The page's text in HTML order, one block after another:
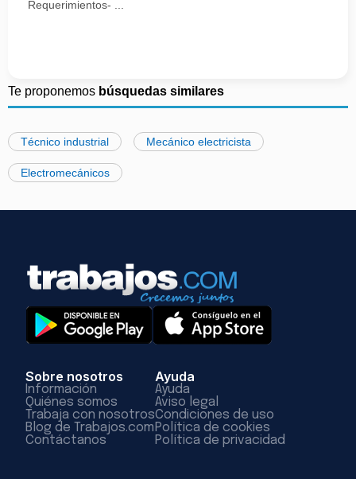
Requerimientos- ...
Te proponemos búsquedas similares
Técnico industrial Mecánico electricista
Electromecánicos
Sobre nosotros
Información
Quiénes somos
Trabaja con nosotros
Blog de Trabajos.com
Contáctanos
Ayuda
Ayuda
Aviso legal
Condiciones de uso
Política de cookies
Política de privacidad